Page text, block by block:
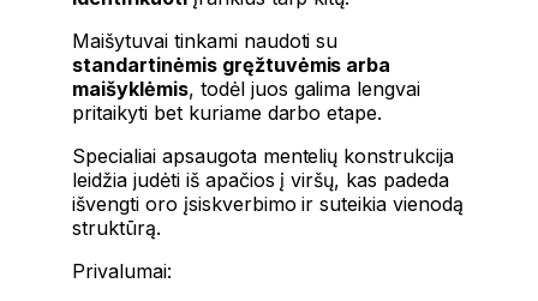
Maišytuvai tinkami naudoti su
standartinėmis gręžtuvėmis arba
maišyklėmis, todėl juos galima lengvai
pritaikyti bet kuriame darbo etape.
Specialiai apsaugota mentelių konstrukcija
leidžia judėti iš apačios į viršų, kas padeda
išvengti oro įsiskverbimo ir suteikia vienodą
struktūrą.
Privalumai: